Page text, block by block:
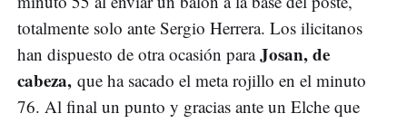
totalmente solo ante Sergio Herrera. Los ilicitanos
han dispuesto de otra ocasión paraJosan, de
cabeza, que ha sacado el meta rojillo en el minuto
76. Al final un punto y gracias ante un Elche que